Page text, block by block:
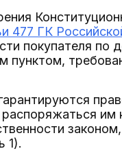
477 ГК
покупателя по
пунктом,
1).